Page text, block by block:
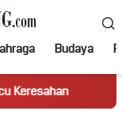
Budaya
Truk Miring